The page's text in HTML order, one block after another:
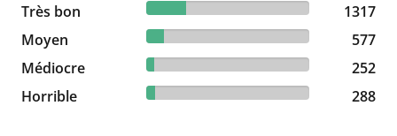
Très bon
24.27% reviewed Très bon
1317 reviews
1317
Moyen
10.63% reviewed Moyen
577 reviews
577
Médiocre
4.64% reviewed Médiocre
252 reviews
252
Horrible
5.31% reviewed Horrible
288 reviews 288